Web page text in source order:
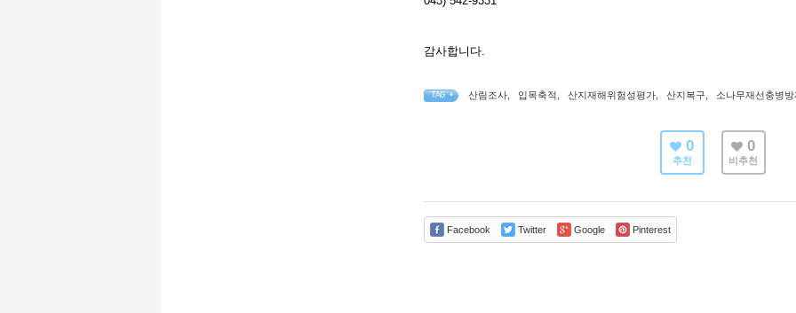
감사합니다.
TAG • 산림조사 입목축적 산지재해위험성평가 산지복구 소나무재선충병방
0
추천
0
비추천
Facebook Twitter Google Pinterest